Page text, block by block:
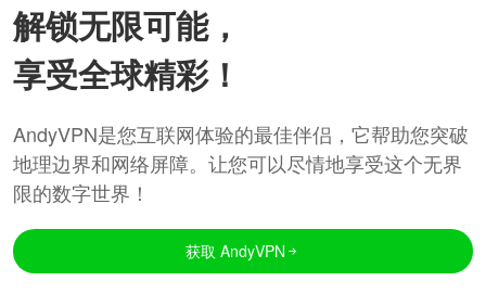
解锁无限可能，
享受全球精彩！
AndyVPN是您互联网体验的最佳伴侣，它帮助您突破
地理边界和网络屏障。让您可以尽情地享受这个无界
限的数字世界！
获取 AndyVPN